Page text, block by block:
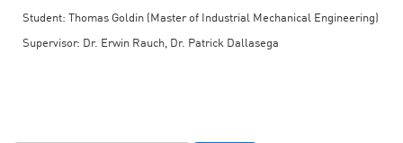
Student: Thomas Goldin (Master of Industrial Mechanical Engineering)
Supervisor: Dr. Erwin Rauch, Dr. Patrick Dallasega